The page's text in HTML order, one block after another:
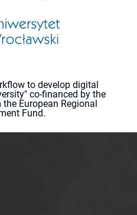
to develop digital
co-financed by the
European Regional
Fund.